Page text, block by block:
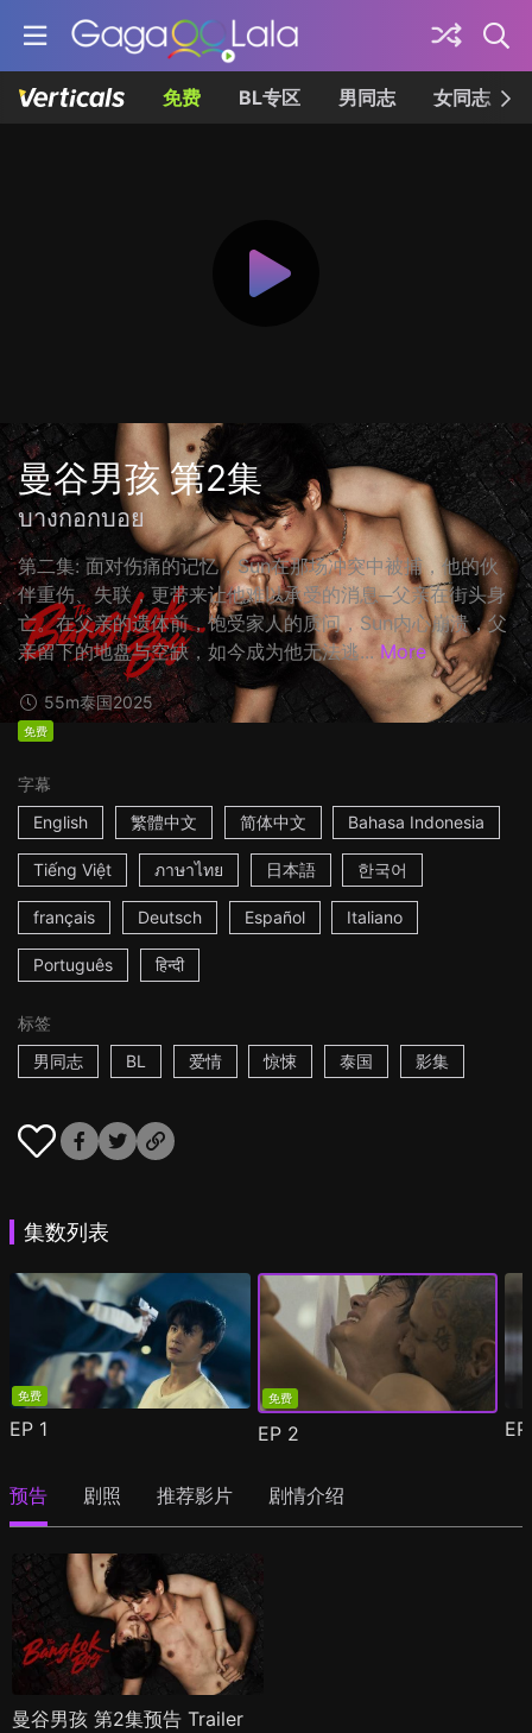
免费 BL专区 男同志 女同志
曼谷男孩 第2集
บางกอกบอย
第二集: 面对伤痛的记忆，Sun在那场冲突中被捕，他的伙
伴重伤、失联，更带来让他难以承受的消息─父亲在街头身
亡。在父亲的遗体前，饱受家人的质问，Sun内心崩溃，父
亲留下的地盘与空缺，如今成为他无法逃... More
55m泰国2025
免费
字幕
English
繁體中文 简体中文 Bahasa Indonesia
Tiếng Việt ภาษาไทย 日本語 한국어
français Deutsch Español Italiano
Português हिन्दी
标签
男同志
BL 爱情 惊悚 泰国 影集
集数列表
免费
EP 1
免费
EP 2
预告 剧照 推荐影片 剧情介绍
曼谷男孩 第2集预告 Trailer